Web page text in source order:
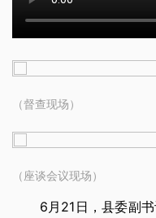
（督查现场）
（座谈会议现场）
6月21日，县委副